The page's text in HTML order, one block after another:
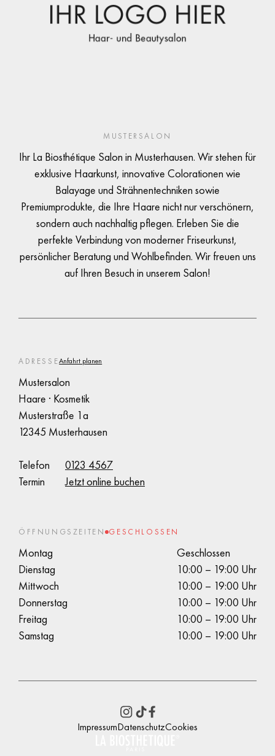
MUSTERSALON
Ihr La Biosthétique Salon in Musterhausen. Wir stehen für
exklusive Haarkunst, innovative Colorationen wie
Balayage und Strähnentechniken sowie
Premiumprodukte, die Ihre Haare nicht nur verschönern,
sondern auch nachhaltig pflegen. Erleben Sie die
perfekte Verbindung von moderner Friseurkunst,
persönlicher Beratung und Wohlbefinden. Wir freuen uns
auf Ihren Besuch in unserem Salon!
ADRESSEAnfahrt planen
Mustersalon
Haare · Kosmetik
Musterstraße 1a
12345 Musterhausen
Telefon
0123 4567
Termin
Jetzt online buchen
ÖFFNUNGSZEITEN GESCHLOSSEN
Montag
Geschlossen
Dienstag
10:00 – 19:00 Uhr
Mittwoch
10:00 – 19:00 Uhr
Donnerstag
10:00 – 19:00 Uhr
Freitag
10:00 – 19:00 Uhr
Samstag
10:00 – 19:00 Uhr
ImpressumDatenschutzCookies